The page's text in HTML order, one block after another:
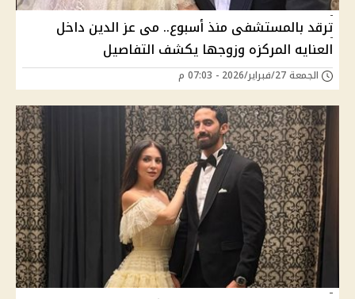
ترقد بالمستشفى منذ أسبوع.. مى عز الدين داخل
العنايه المركزه وزوجها يكشف التفاصيل
الجمعة 27/فبراير/2026 - 07:03 م